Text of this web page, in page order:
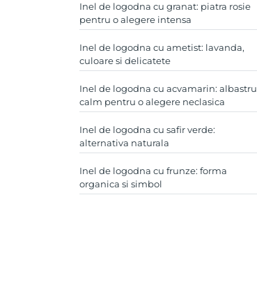
Inel de logodna cu granat: piatra rosie
pentru o alegere intensa
Inel de logodna cu ametist: lavanda,
culoare si delicatete
Inel de logodna cu acvamarin: albastru
calm pentru o alegere neclasica
Inel de logodna cu safir verde:
alternativa naturala
Inel de logodna cu frunze: forma
organica si simbol